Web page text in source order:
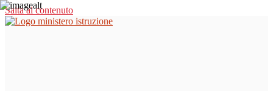
Salta al contenuto